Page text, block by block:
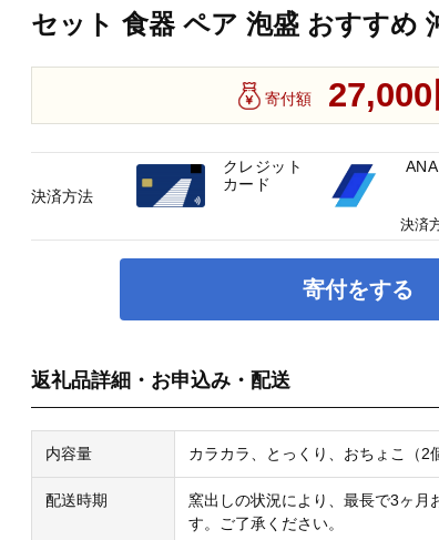
セット 食器 ペア 泡盛 おすすめ
寄付額 27,000
寄付をする
返礼品詳細・お申込み・配送
内容量 カラカラ、とっくり、おちょこ（2
配送時期
窯出しの状況により、最長で3ヶ月
す。ご了承ください。
決済方法
クレジット
カード
決済